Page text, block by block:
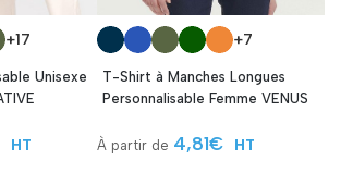
+17
Unisexe
HT
+7
T-Shirt à Manches Longues
Personnalisable Femme VENUS
4,81€ HT